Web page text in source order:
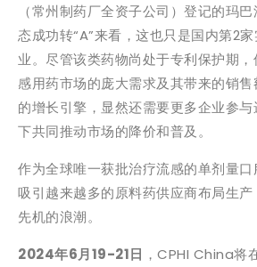
（常州制药厂全资子公司）登记的玛
态成功转“A”来看，这也只是国内第2
业。尽管该类药物尚处于专利保护期
感用药市场的庞大需求及其带来的销
的增长引擎，显然还需要更多企业参
下共同推动市场的降价和普及。
作为全球唯一获批治疗流感的单剂量
吸引越来越多的原料药供应商布局生
先机的浪潮。
2024年6月19-21日 ，CPHI China将